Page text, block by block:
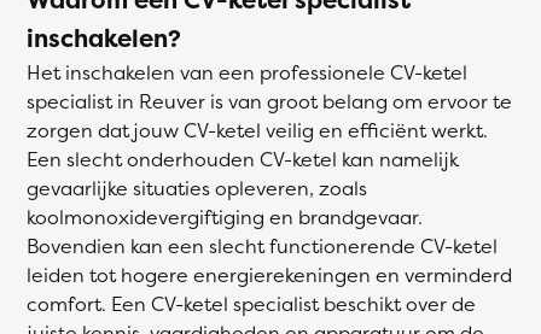
inschakelen?
Het inschakelen van een professionele CV-ketel
specialist in Reuver is van groot belang om ervoor te
zorgen dat jouw CV-ketel veilig en efficiënt werkt.
Een slecht onderhouden CV-ketel kan namelijk
gevaarlijke situaties opleveren, zoals
koolmonoxidevergiftiging en brandgevaar.
Bovendien kan een slecht functionerende CV-ketel
leiden tot hogere energierekeningen en verminderd
comfort. Een CV-ketel specialist beschikt over de